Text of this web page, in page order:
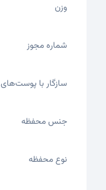
وزن
شماره مجوز
سازگار با پوست‌های
جنس محفظه
نوع محفظه